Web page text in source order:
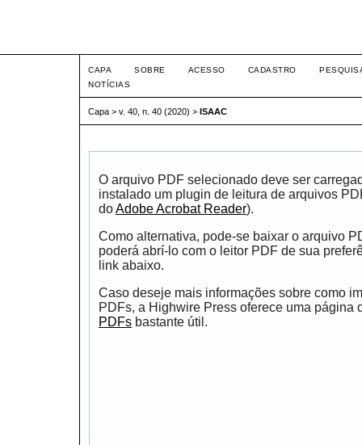
CAPA SOBRE ACESSO CADASTRO
NOTÍCIAS
Capa > v. 40, n. 40 (2020) > ISAAC
O arquivo PDF selecionado deve ser
instalado um plugin de leitura de arquivos
doAdobe Acrobat Reader).
Como alternativa, pode-se baixar o arquivo
poderá abrí-lo com o leitor PDF de sua
link abaixo.
Caso deseje mais informações sobre como
PDFs, a Highwire Press oferece uma página
PDFs bastante útil.